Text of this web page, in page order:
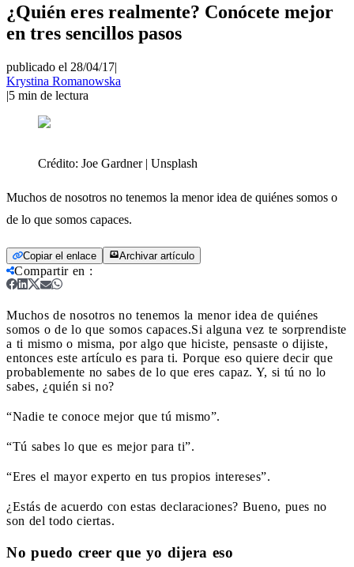
¿Quién eres realmente? Conócete mejor
en tres sencillos pasos
publicado el 28/04/17|
Krystina Romanowska
|5 min de lectura
Crédito: Joe Gardner | Unsplash
Muchos de nosotros no tenemos la menor idea de quiénes somos o
de lo que somos capaces.
Copiar el enlace Archivar artículo
Compartir en :
Muchos de nosotros no tenemos la menor idea de quiénes
somos o de lo que somos capaces.Si alguna vez te sorprendiste
a ti mismo o misma, por algo que hiciste, pensaste o dijiste,
entonces este artículo es para ti. Porque eso quiere decir que
probablemente no sabes de lo que eres capaz. Y, si tú no lo
sabes, ¿quién si no?
“Nadie te conoce mejor que tú mismo”.
“Tú sabes lo que es mejor para ti”.
“Eres el mayor experto en tus propios intereses”.
¿Estás de acuerdo con estas declaraciones? Bueno, pues no
son del todo ciertas.
No puedo creer que yo dijera eso